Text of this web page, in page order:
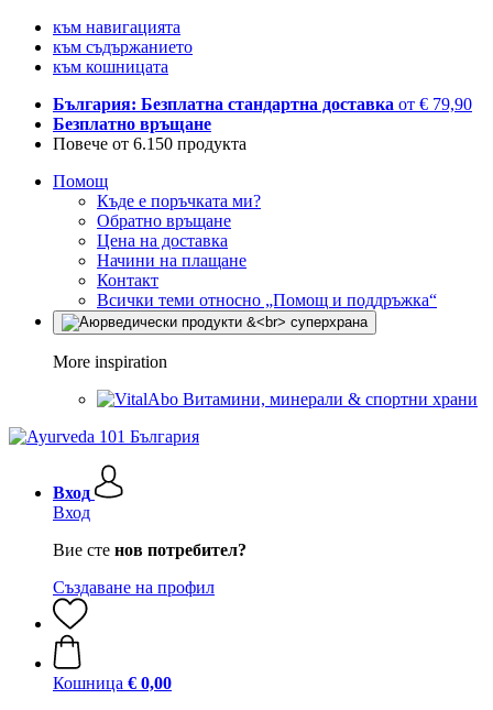
към навигацията
към съдържанието
към кошницата
България: Безплатна стандартна доставка от € 79,90
Безплатно връщане
Повече от 6.150 продукта
Помощ
Къде е поръчката ми?
Обратно връщане
Цена на доставка
Начини на плащане
Контакт
Всички теми относно „Помощ и поддръжка“
More inspiration
Витамини, минерали & спортни храни
Вход
Вход
Вие сте нов потребител?
Създаване на профил
Кошница € 0,00